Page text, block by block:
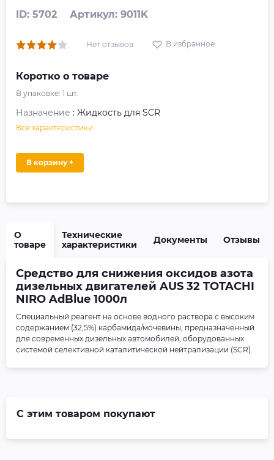
ID: 5702 Артикул: 9011K
Нет отзывов В избранное
Коротко о товаре
В упаковке: 1 шт.
Назначение : Жидкость для SCR
Все характеристики
В корзину +
О
товаре
Технические
характеристики
Документы Отзывы
Средство для снижения оксидов азота
дизельных двигателей AUS 32 TOTACHI
NIRO AdBlue 1000л
Специальный реагент на основе водного раствора с высоким
содержанием (32,5%) карбамида/мочевины, предназначенный
для современных дизельных автомобилей, оборудованных
системой селективной каталитической нейтрализации (SCR).
С этим товаром покупают